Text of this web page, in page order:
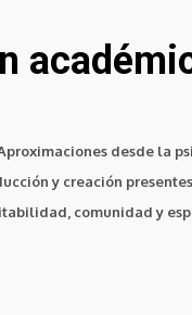
desde la
y creación
comunidad y